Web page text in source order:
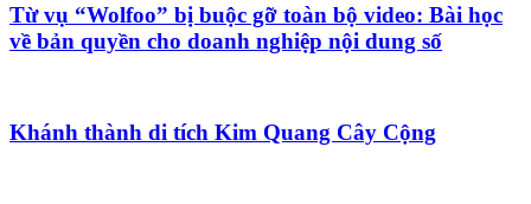
Từ vụ “Wolfoo” bị buộc gỡ toàn bộ video: Bài học
về bản quyền cho doanh nghiệp nội dung số
Khánh thành di tích Kim Quang Cây Cộng